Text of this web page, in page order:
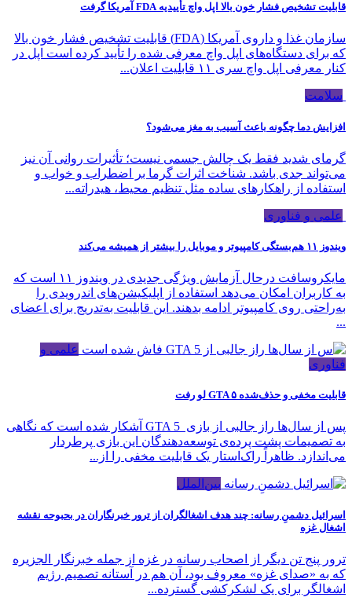
قابلیت تشخیص فشار خون بالا اپل واچ تأییدیه FDA آمریکا گرفت
سازمان غذا و داروی آمریکا (FDA) قابلیت تشخیص فشار خون بالا
که برای دستگاه‌های اپل واچ معرفی شده را تأیید کرده است اپل در
کنار معرفی اپل واچ سری ۱۱ قابلیت اعلان...
سلامت
افزایش دما چگونه باعث آسیب به مغز می‌شود؟
گرمای شدید فقط یک چالش جسمی نیست؛ تأثیرات روانی آن نیز
می‌تواند جدی باشد. شناخت اثرات گرما بر اضطراب و خواب و
استفاده از راهکارهای ساده مثل تنظیم محیط، هیدراته...
علمی و فناوری
ویندوز ۱۱ هم‌بستگی کامپیوتر و موبایل را بیشتر از همیشه می‌کند
مایکروسافت درحال آزمایش ویژگی جدیدی در ویندوز ۱۱ است که
به کاربران امکان می‌دهد استفاده از اپلیکیشن‌های اندرویدی را
به‌راحتی روی کامپیوتر ادامه بدهند. این قابلیت به‌تدریج برای اعضای
...
علمی و
فناوری
قابلیت مخفی و حذف‌شده GTA ۵ لو رفت
پس از سال‌ها راز جالبی از بازی GTA 5 آشکار شده است که نگاهی
به تصمیمات پشت پرده‌ی توسعه‌دهندگان این بازی پرطردار
می‌اندازد. ظاهراً راک‌استار یک قابلیت مخفی را از...
بین‌الملل
اسرائیل دشمنِ رسانه: چند هدف اشغالگران از ترور خبرنگاران در بحبوحه نقشه
اشغال غزه
ترور پنج تن دیگر از اصحاب رسانه در غزه از جمله خبرنگار الجزیره
که به «صدای غزه» معروف بود، آن هم در آستانه تصمیم رژیم
اشغالگر برای یک لشکرکشی گسترده...